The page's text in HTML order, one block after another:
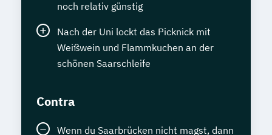
noch relativ günstig
Nach der Uni lockt das Picknick mit
Weißwein und Flammkuchen an der
schönen Saarschleife
Contra
Wenn du Saarbrücken nicht magst, dann